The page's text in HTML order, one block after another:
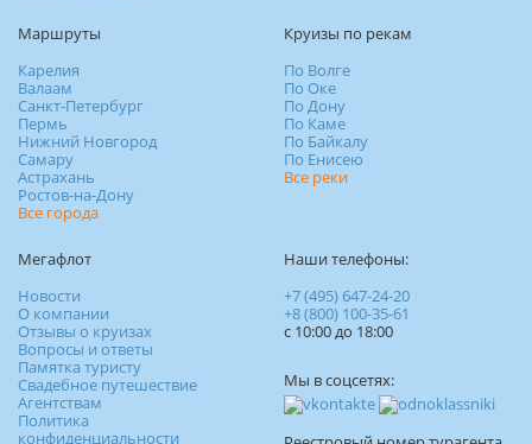
Маршруты
Карелия
Валаам
Санкт-Петербург
Пермь
Нижний Новгород
Самару
Астрахань
Ростов-на-Дону
Все города
Круизы по рекам
По Волге
По Оке
По Дону
По Каме
По Байкалу
По Енисею
Все реки
Мегафлот
Новости
О компании
Отзывы о круизах
Вопросы и ответы
Памятка туристу
Свадебное путешествие
Агентствам
Политика
конфиденциальности
Наши телефоны:
+7 (495) 647-24-20
+8 (800) 100-35-61
c 10:00 до 18:00
Мы в соцсетях: